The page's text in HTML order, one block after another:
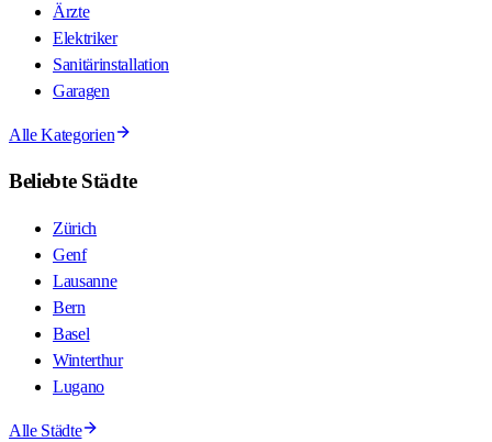
Ärzte
Elektriker
Sanitärinstallation
Garagen
Alle Kategorien
Beliebte Städte
Zürich
Genf
Lausanne
Bern
Basel
Winterthur
Lugano
Alle Städte